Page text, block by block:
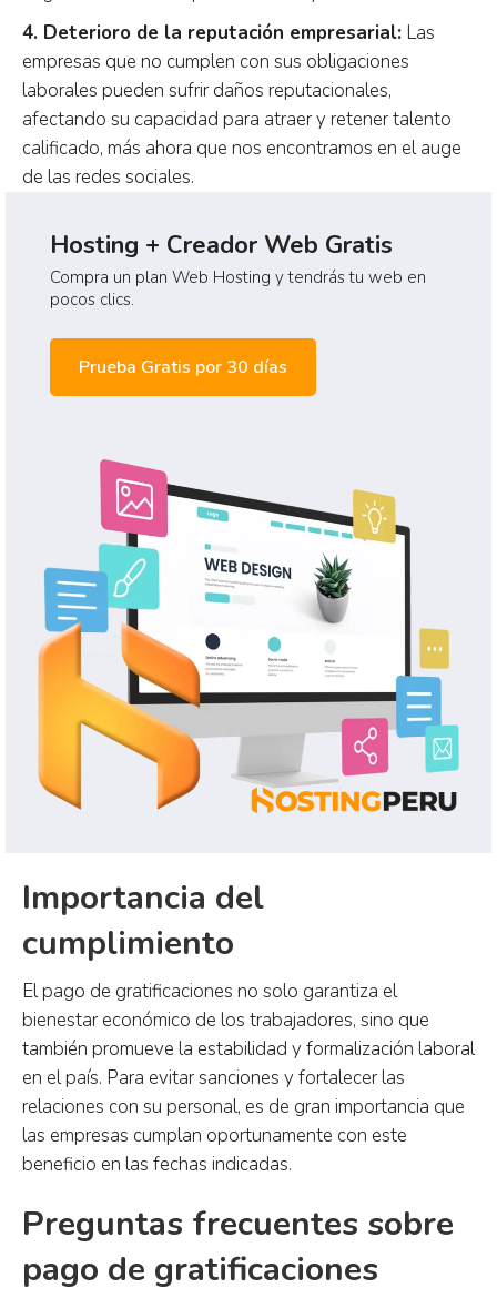
4. Deterioro de la reputación empresarial: Las
empresas que no cumplen con sus obligaciones
laborales pueden sufrir daños reputacionales,
afectando su capacidad para atraer y retener talento
calificado, más ahora que nos encontramos en el auge
de las redes sociales.
Hosting + Creador Web Gratis
Compra un plan Web Hosting y tendrás tu web en
pocos clics.
Prueba Gratis por 30 días
Importancia del
cumplimiento
El pago de gratificaciones no solo garantiza el
bienestar económico de los trabajadores, sino que
también promueve la estabilidad y formalización laboral
en el país. Para evitar sanciones y fortalecer las
relaciones con su personal, es de gran importancia que
las empresas cumplan oportunamente con este
beneficio en las fechas indicadas.
Preguntas frecuentes sobre
pago de gratificaciones